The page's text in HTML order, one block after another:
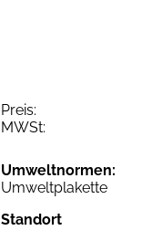
Preis:
MWSt:
Umweltnormen:
Umweltplakette
Standort